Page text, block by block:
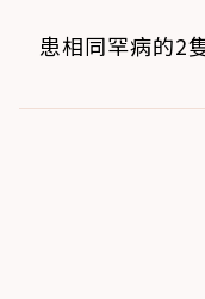
患相同罕病的2